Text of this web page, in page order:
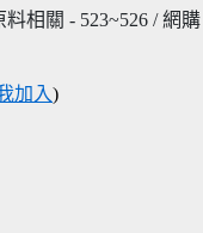
相關 - 523~526 / 網購
加入)